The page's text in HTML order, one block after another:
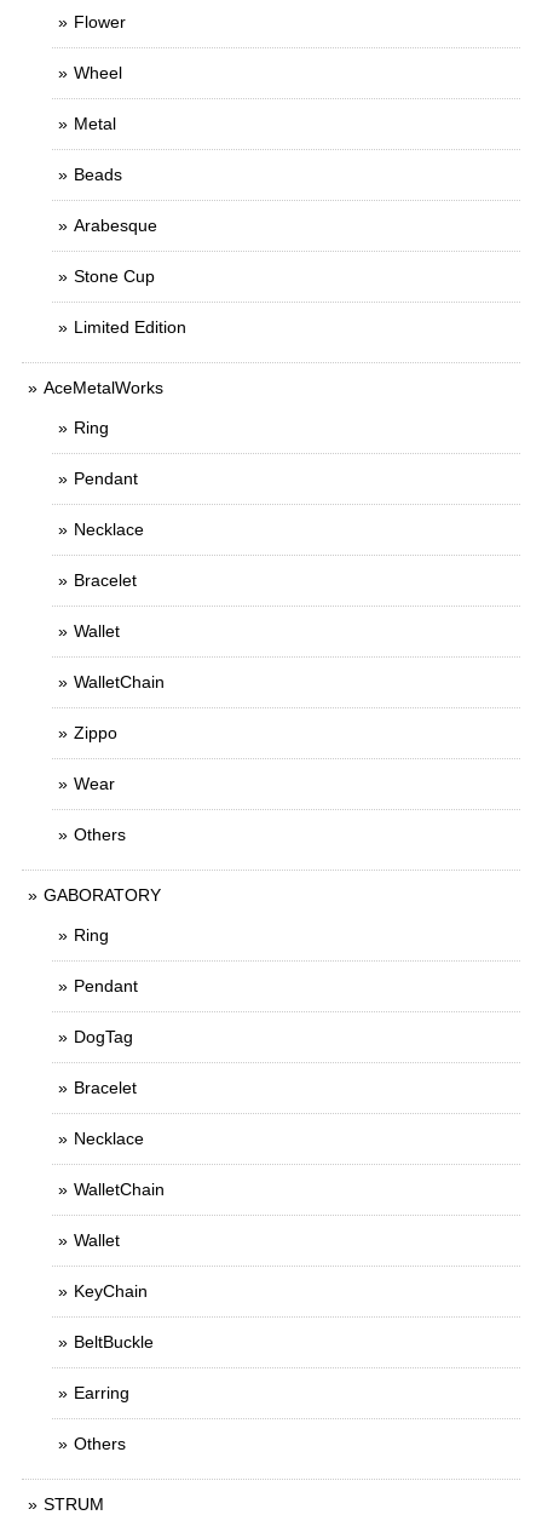
Flower
Wheel
Metal
Beads
Arabesque
Stone Cup
Limited Edition
AceMetalWorks
Ring
Pendant
Necklace
Bracelet
Wallet
WalletChain
Zippo
Wear
Others
GABORATORY
Ring
Pendant
DogTag
Bracelet
Necklace
WalletChain
Wallet
KeyChain
BeltBuckle
Earring
Others
STRUM